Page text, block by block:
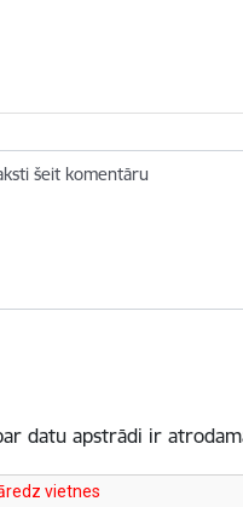
šeit komentāru
datu apstrādi ir